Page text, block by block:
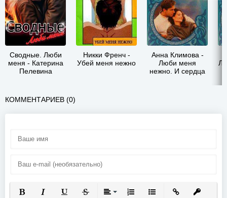
Сводные. Люби
меня - Катерина
Пелевина
Никки Френч -
Убей меня нежно
Анна Климова -
Люби меня
нежно. И сердца
КОММЕНТАРИЕВ (0)